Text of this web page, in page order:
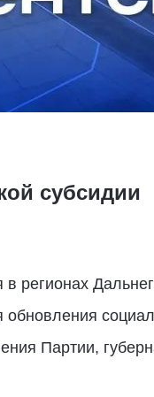
субсидии
регионах
Партии,